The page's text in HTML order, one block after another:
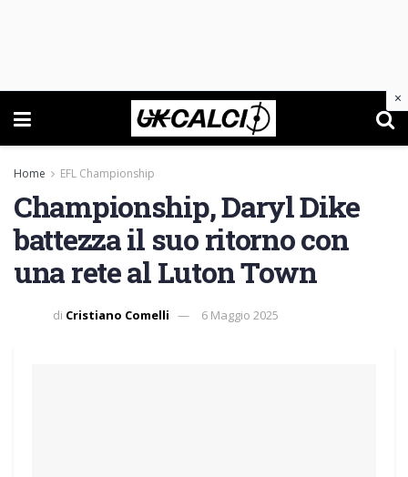
Home EFL Championship
Championship, Daryl Dike
battezza il suo ritorno con
una rete al Luton Town
di Cristiano Comelli 6 Maggio 2025
×